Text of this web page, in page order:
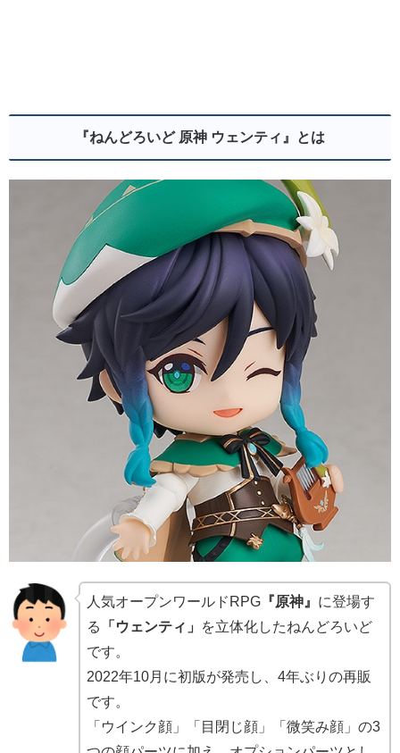
『ねんどろいど 原神 ウェンティ』とは
人気オープンワールドRPG 『原神』 に登場す
る
「ウェンティ」 を立体化したねんどろいど
です。
2022年10月に初版が発売し、4年ぶりの再販
です。
「ウインク顔」「目閉じ顔」「微笑み顔」の3